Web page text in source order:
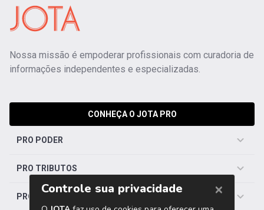
Nossa missão é empoderar profissionais com curadoria de
informações independentes e especializadas.
CONHEÇA O JOTA PRO
PRO PODER
PRO TRIBUTOS
PRO TRABALHISTA